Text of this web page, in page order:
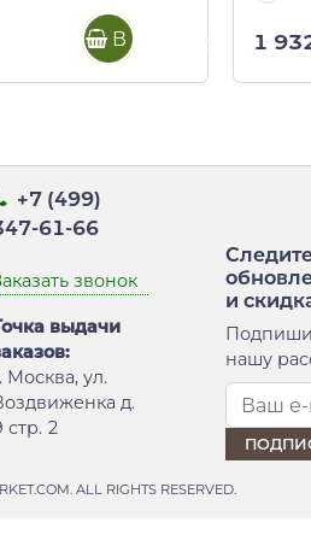
В корзину 1
+7 (499)
61-66
звонок
выдачи
Москва, ул.
д.
стр. 2
и
нашу
ALL RIGHTS RESERVED.